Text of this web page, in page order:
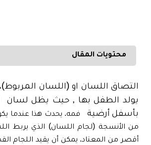
محتويات المقال
التصاق اللسان او (اللسان
يولد الطفل بها , حيث يظل لسان
بأسفل أرضية
فمه. يحدث هذا عندما
من الأنسجة (لجام اللسان) الذي يربط
أقصر من المعتاد. يمكن أن يقيد اللجام